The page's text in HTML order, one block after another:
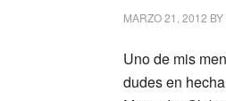
MARZO 21, 2012 BY
Uno de mis
dudes en